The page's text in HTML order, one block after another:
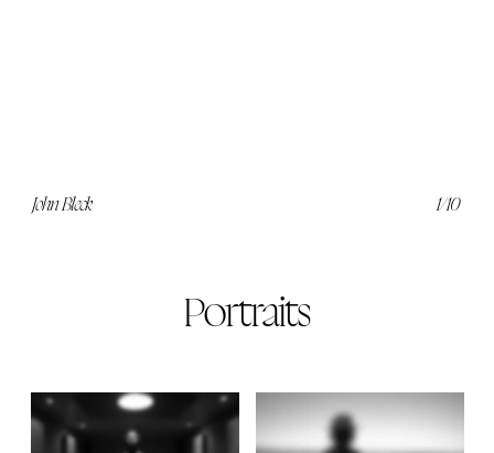
John Bleck 1/10
Portraits